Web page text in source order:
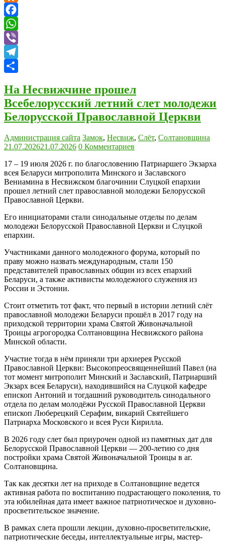
Odnoklassniki
Facebook
WhatsApp
Viber
Telegram
На Несвижчине прошел
Всебелорусский летний слет молодежи
Белорусской Православной Церкви
Администрация сайта Замок, Несвиж, Слёт, Солтановщина
21.07.202621.07.2026 0 Комментариев
17 – 19 июля 2026 г. по благословению Патриаршего Экзарха
всея Беларуси митрополита Минского и Заславского
Вениамина в Несвижском благочинии Слуцкой епархии
прошел летний слет православной молодежи Белорусской
Православной Церкви.
Его инициаторами стали синодальные отделы по делам
молодежи Белорусской Православной Церкви и Слуцкой
епархии.
Участниками данного молодежного форума, который по
праву можно назвать международным, стали 150
представителей православных общин из всех епархий
Беларуси, а также активисты молодежного служения из
России и Эстонии.
Стоит отметить тот факт, что первый в истории летний слёт
православной молодежи Беларуси прошёл в 2017 году на
приходской территории храма Святой Живоначальной
Троицы агрогородка Солтановщина Несвижского района
Минской области.
Участие тогда в нём приняли три архиерея Русской
Православной Церкви: Высокопреосвященнейший Павел (на
тот момент митрополит Минский и Заславский, Патриарший
Экзарх всея Беларуси), находившийся на Слуцкой кафедре
епископ Антоний и тогдашний руководитель синодального
отдела по делам молодёжи Русской Православной Церкви
епископ Люберецкий Серафим, викарий Святейшего
Патриарха Московского и всея Руси Кирилла.
В 2026 году слет был приурочен одной из памятных дат для
Белорусской Православной Церкви — 200-летию со дня
постройки храма Святой Живоначальной Троицы в аг.
Солтановщина.
Так как десятки лет на приходе в Солтановщине ведется
активная работа по воспитанию подрастающего поколения, то
эта юбилейная дата имеет важное патриотическое и духовно-
просветительское значение.
В рамках слета прошли лекции, духовно-просветительские,
патриотические беседы, интеллектуальные игры, мастер-